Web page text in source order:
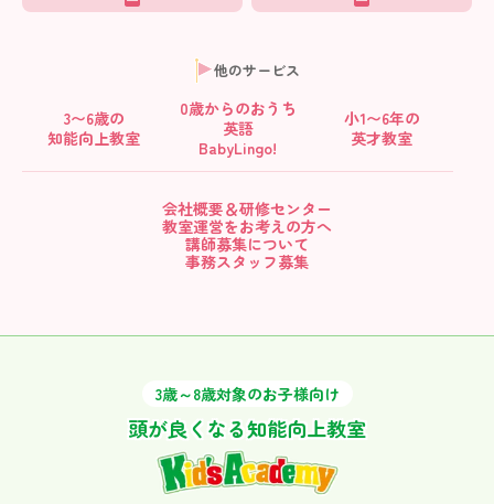
他のサービス
3〜6歳の
知能向上教室
0歳からのおうち
英語
BabyLingo!
小1〜6年の
英才教室
会社概要＆研修センター
教室運営をお考えの方へ
講師募集について
事務スタッフ募集
3歳～8歳対象のお子様向け
頭が良くなる知能向上教室